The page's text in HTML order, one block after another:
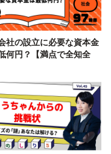
社の設立に必要な資本金
何円？【満点で全知全